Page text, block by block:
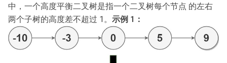
中，一个高度平衡二叉树是指一个二叉树每个节点 的左右
两个子树的高度差不超过 1。 示例 1：